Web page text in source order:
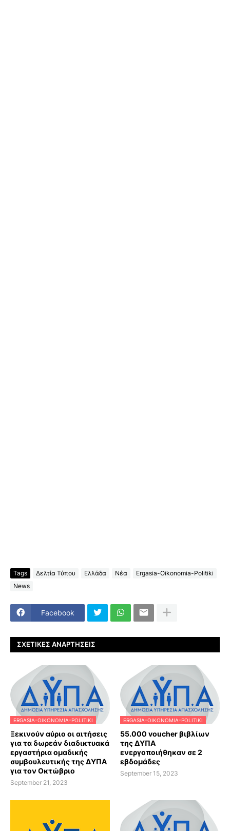
Tags Δελτία Τύπου Ελλάδα Νέα
Ergasia-Oikonomia-Politiki
News
Facebook
ΣΧΕΤΙΚΈΣ ΑΝΑΡΤΉΣΕΙΣ
ERGASIA-OIKONOMIA-POLITIKI
Ξεκινούν αύριο οι αιτήσεις
για τα δωρεάν διαδικτυακά
εργαστήρια ομαδικής
συμβουλευτικής της ΔΥΠΑ
για τον Οκτώβριο
September 21, 2023
ERGASIA-OIKONOMIA-POLITIKI
55.000 voucher βιβλίων
της ΔΥΠΑ
ενεργοποιήθηκαν σε 2
εβδομάδες
September 15, 2023